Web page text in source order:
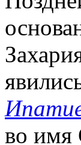
во имя